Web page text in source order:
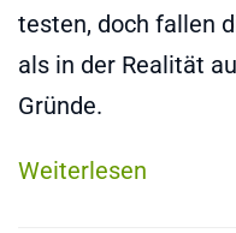
testen, doch fallen
als in der Realität
Gründe.
Weiterlesen